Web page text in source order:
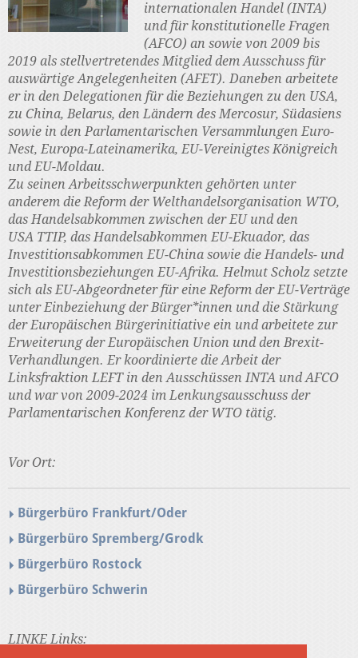
internationalen Handel (INTA)
und für konstitutionelle Fragen
(AFCO) an sowie von 2009 bis
2019 als stellvertretendes Mitglied dem Ausschuss für
auswärtige Angelegenheiten (AFET). Daneben arbeitete
er in den Delegationen für die Beziehungen zu den USA,
zu China, Belarus, den Ländern des Mercosur, Südasiens
sowie in den Parlamentarischen Versammlungen Euro-
Nest, Europa-Lateinamerika, EU-Vereinigtes Königreich
und EU-Moldau.
Zu seinen Arbeitsschwerpunkten gehörten unter
anderem die Reform der Welthandelsorganisation WTO,
das Handelsabkommen zwischen der EU und den
USA TTIP, das Handelsabkommen EU-Ekuador, das
Investitionsabkommen EU-China sowie die Handels- und
Investitionsbeziehungen EU-Afrika. Helmut Scholz setzte
sich als EU-Abgeordneter für eine Reform der EU-Verträge
unter Einbeziehung der Bürger*innen und die Stärkung
der Europäischen Bürgerinitiative ein und arbeitete zur
Erweiterung der Europäischen Union und den Brexit-
Verhandlungen. Er koordinierte die Arbeit der
Linksfraktion LEFT in den Ausschüssen INTA und AFCO
und war von 2009-2024 im Lenkungsausschuss der
Parlamentarischen Konferenz der WTO tätig.
Vor Ort:
Bürgerbüro Frankfurt/Oder
Bürgerbüro Spremberg/Grodk
Bürgerbüro Rostock
Bürgerbüro Schwerin
LINKE Links: